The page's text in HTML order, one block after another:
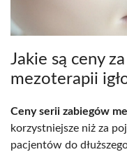
Jakie są ceny
mezoterapii
Ceny serii zabiegów
korzystniejsze niż za
pacjentów do